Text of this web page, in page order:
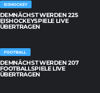
EISHOCKEY
DEMNÄCHST WERDEN 225
EISHOCKEYSPIELE LIVE
ÜBERTRAGEN
FOOTBALL
DEMNÄCHST WERDEN 207
FOOTBALLSPIELE LIVE
ÜBERTRAGEN